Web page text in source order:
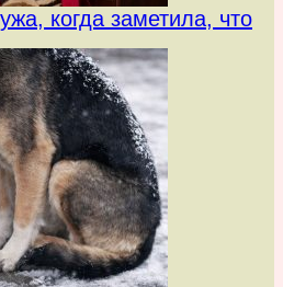
когда заметила, что